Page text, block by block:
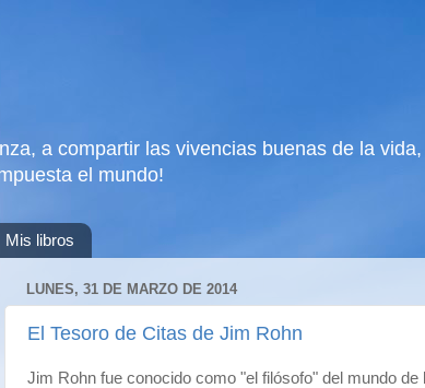
a compartir las vivencias buenas de la
el mundo!
Mis libros
LUNES, 31 DE MARZO DE 2014
El Tesoro de Citas de Jim Rohn
Jim Rohn fue conocido como "el filósofo" del mundo